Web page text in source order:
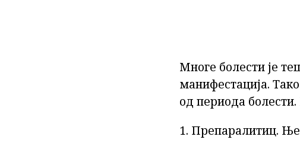
Многе болести је
манифестација.
од периода
1. Препаралитиц.